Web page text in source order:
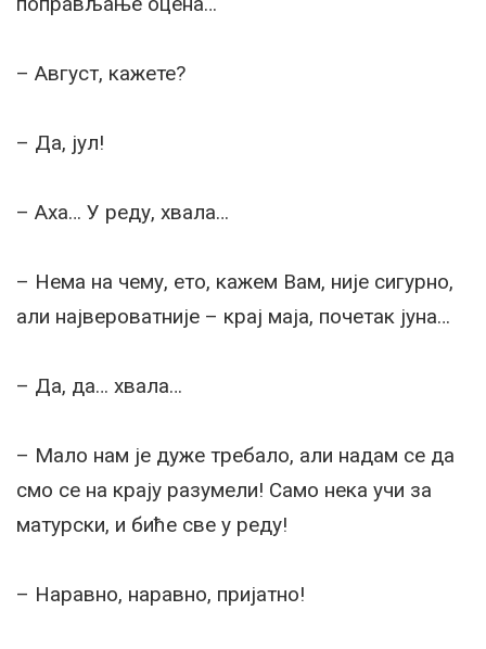
– Август, кажете?
– Да, јул!
– Аха… У реду, хвала…
– Нема на чему, ето, кажем Вам, није сигурно,
али највероватније – крај маја, почетак јуна…
– Да, да… хвала…
– Мало нам је дуже требало, али надам се да
смо се на крају разумели! Само нека учи за
матурски, и биће све у реду!
– Наравно, наравно, пријатно!